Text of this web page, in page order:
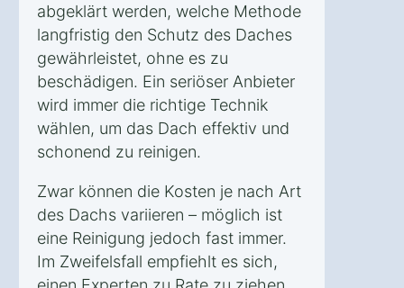
abgeklärt werden, welche Methode
langfristig den Schutz des Daches
gewährleistet, ohne es zu
beschädigen. Ein seriöser Anbieter
wird immer die richtige Technik
wählen, um das Dach effektiv und
schonend zu reinigen.
Zwar können die Kosten je nach Art
des Dachs variieren – möglich ist
eine Reinigung jedoch fast immer.
Im Zweifelsfall empfiehlt es sich,